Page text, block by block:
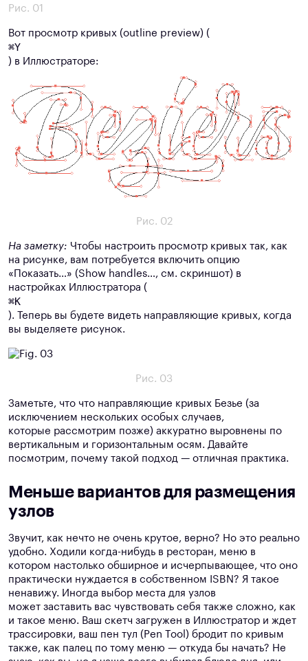
Рис. 01
Вот просмотр кривых (outline preview) (
⌘Y
) в Иллюстраторе:
Рис. 02
На заметку: Чтобы настроить просмотр кривых так, как
на рисунке, вам потребуется включить опцию
«Показать…» (Show handles…, см. скриншот) в
настройках Иллюстратора (
⌘K
). Теперь вы будете видеть направляющие кривых, когда
вы выделяете рисунок.
Рис. 03
Заметьте, что что направляющие кривых Безье (за
исключением нескольких особых случаев,
которые рассмотрим позже) аккуратно выровнены по
вертикальным и горизонтальным осям. Давайте
посмотрим, почему такой подход — отличная практика.
Меньше вариантов для размещения
узлов
Звучит, как нечто не очень крутое, верно? Но это реально
удобно. Ходили когда-нибудь в ресторан, меню в
котором настолько обширное и исчерпывающее, что оно
практически нуждается в собственном ISBN? Я такое
ненавижу. Иногда выбор места для узлов
может заставить вас чувствовать себя также сложно, как
и такое меню. Ваш скетч загружен в Иллюстратор и ждет
трассировки, ваш пен тул (Pen Tool) бродит по кривым
также, как палец по тому меню — откуда бы начать? Не